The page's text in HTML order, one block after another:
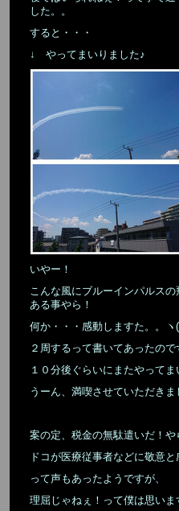
した。。
すると・・・
↓ やってまいりました♪
いやー！
こんな風にブルーインパルス
ある事やら！
何か・・・感動しますた。。ヽ
２周するって書いてあったので
１０分後ぐらいにまたやってま
うーん、満喫させていただきま
案の定、税金の無駄遣いだ！や
ドコが医療従事者などに敬意
って声もあったようですが、
理屈じゃねぇ！って僕は思いま